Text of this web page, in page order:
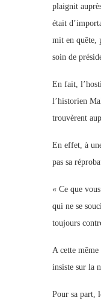
plaignit
était
mit en quête,
soin de
En fait,
l’historien
trouvèrent
En effet, à
pas sa
« Ce que
qui ne se
toujours
A cette
insiste sur la
Pour sa part,